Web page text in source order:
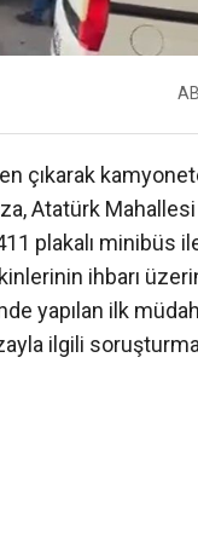
çıkarak
Atatürk
plakalı minibüs
ihbarı
yapılan ilk
ilgili soruşturma